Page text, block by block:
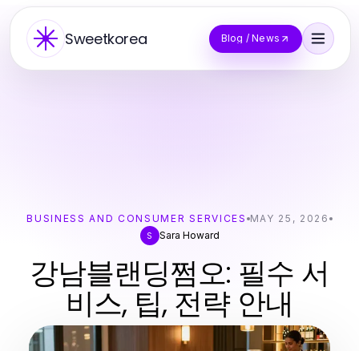
Sweetkorea Blog / News
BUSINESS AND CONSUMER SERVICES MAY 25, 2026
S
Sara Howard
강남블랜딩쩜오: 필수 서
비스, 팁, 전략 안내